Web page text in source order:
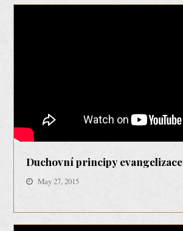
Duchovní principy evangelizace
May 27, 2015